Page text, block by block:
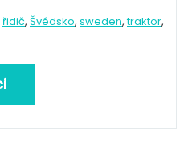
řidič, Švédsko, sweden,traktor,